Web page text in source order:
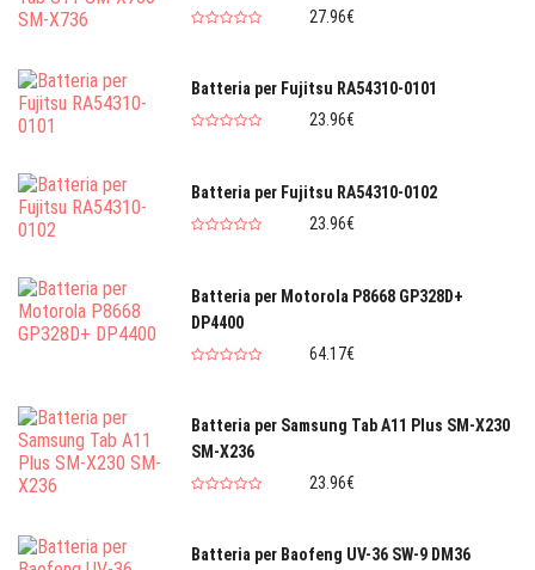
27.96€
Batteria per Fujitsu RA54310-0101
23.96€
Batteria per Fujitsu RA54310-0102
23.96€
Batteria per Motorola P8668 GP328D+
DP4400
64.17€
Batteria per Samsung Tab A11 Plus SM-X230
SM-X236
23.96€
Batteria per Baofeng UV-36 SW-9 DM36